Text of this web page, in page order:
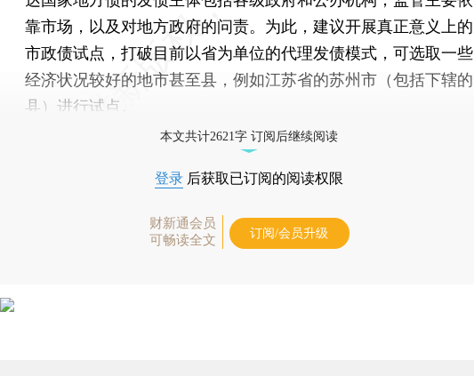
靠市场，以及对地方政府的问责。为此，建议开展真正意义上的
市政债试点，打破目前以省为单位的代理发债模式，可选取一些
经济状况较好的地市甚至县，例如江苏省的苏州市（包括下辖的
县）进行试点。
本文共计2621字 订阅后继续阅读
登录 后获取已订阅的阅读权限
财新通会员
可畅读全文
订阅/会员升级